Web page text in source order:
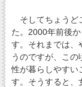
そしてちょうど
た。2000年前後
す。それまでは、
うのですが、こ
性が暮らしやすい
す。そうすると、